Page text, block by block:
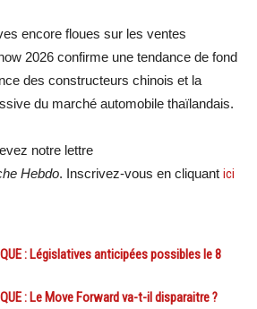
encore floues sur les ventes
2026 confirme une tendance de fond
des constructeurs chinois et la
du marché automobile thaïlandais.
notre lettre
Hebdo. Inscrivez-vous en cliquant ici
: Législatives anticipées possibles le 8
: Le Move Forward va-t-il disparaitre ?